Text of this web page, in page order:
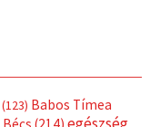
(123) Babos Tímea